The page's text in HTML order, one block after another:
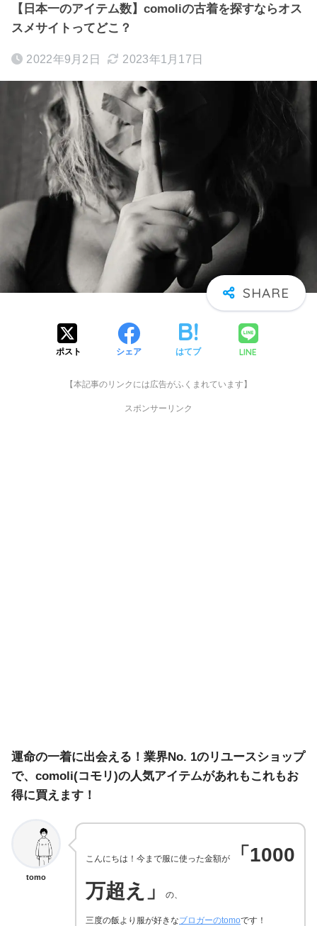
【日本一のアイテム数】comoliの古着を探すならオス
スメサイトってどこ？
2022年9月2日 2023年1月17日
ポスト シェア はてブ LINE
【本記事のリンクには広告がふくまれています】
スポンサーリンク
運命の一着に出会える！業界No. 1のリユースショップ
で、comoli(コモリ)の人気アイテムがあれもこれもお
得に買えます！
tomo
こんにちは！今まで服に使った金額が
「1000
万超え」
の、
三度の飯より服が好きなブロガーのtomoです！